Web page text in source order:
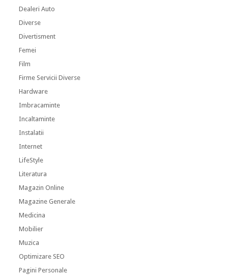
Dealeri Auto
Diverse
Divertisment
Femei
Film
Firme Servicii Diverse
Hardware
Imbracaminte
Incaltaminte
Instalatii
Internet
LifeStyle
Literatura
Magazin Online
Magazine Generale
Medicina
Mobilier
Muzica
Optimizare SEO
Pagini Personale